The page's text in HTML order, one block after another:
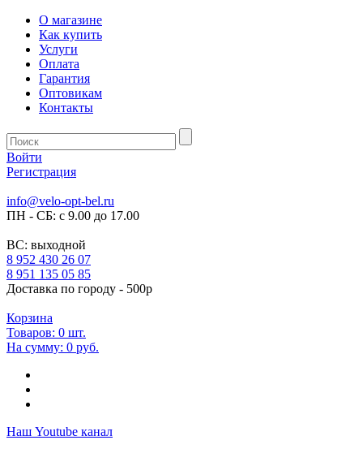
О магазине
Как купить
Услуги
Оплата
Гарантия
Оптовикам
Контакты
Войти
Регистрация
info@velo-opt-bel.ru
ПН - СБ: с 9.00 до 17.00
ВС: выходной
8 952 430 26 07
8 951 135 05 85
Доставка по городу - 500р
Корзина
Товаров: 0 шт.
На сумму: 0 руб.
Наш Youtube канал